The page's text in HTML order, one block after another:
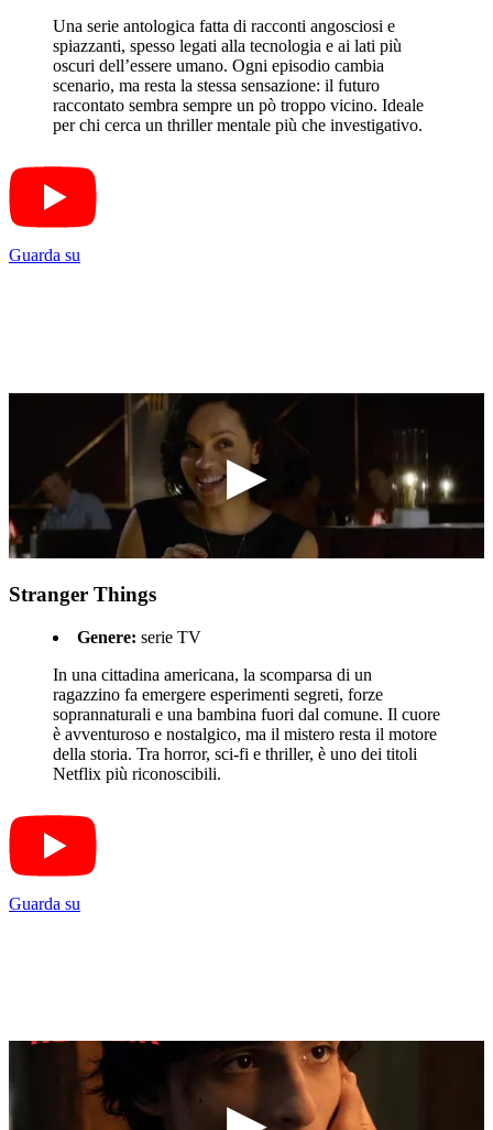
Una serie antologica fatta di racconti angosciosi e
spiazzanti, spesso legati alla tecnologia e ai lati più
oscuri dell’essere umano. Ogni episodio cambia
scenario, ma resta la stessa sensazione: il futuro
raccontato sembra sempre un pò troppo vicino. Ideale
per chi cerca un thriller mentale più che investigativo.
Guarda su
Stranger Things
Genere: serie TV
In una cittadina americana, la scomparsa di un
ragazzino fa emergere esperimenti segreti, forze
soprannaturali e una bambina fuori dal comune. Il cuore
è avventuroso e nostalgico, ma il mistero resta il motore
della storia. Tra horror, sci-fi e thriller, è uno dei titoli
Netflix più riconoscibili.
Guarda su